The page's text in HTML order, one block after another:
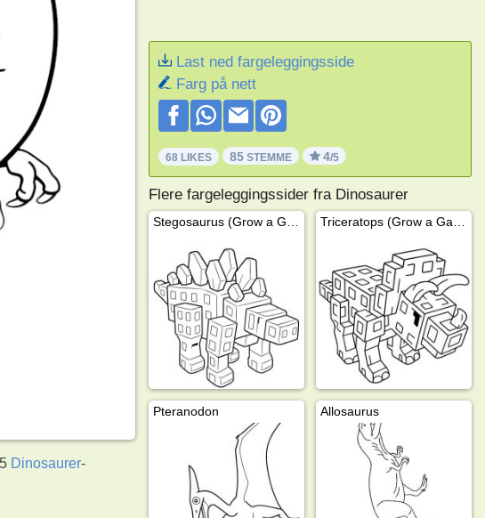
Dinosaurer-
Last ned fargeleggingsside
Farg på nett
68 LIKES 85STEMME 4/5
Flere fargeleggingssider fra Dinosaurer
Pteranodon Allosaurus